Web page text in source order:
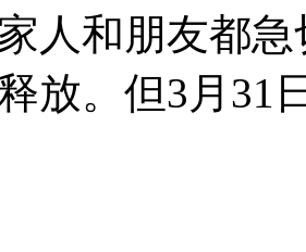
人和朋友都
放。但3月31